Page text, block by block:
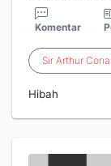
Komentar
Sir Arthur
Hibah